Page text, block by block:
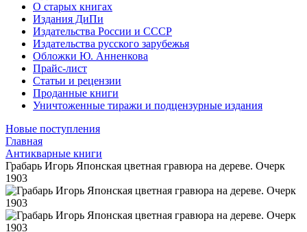
О старых книгах
Издания ДиПи
Издательства России и СССР
Издательства русского зарубежья
Обложки Ю. Анненкова
Прайс-лист
Статьи и рецензии
Проданные книги
Уничтоженные тиражи и подцензурные издания
Новые поступления
Главная
Антикварные книги
Грабарь Игорь Японская цветная гравюра на дереве. Очерк
1903